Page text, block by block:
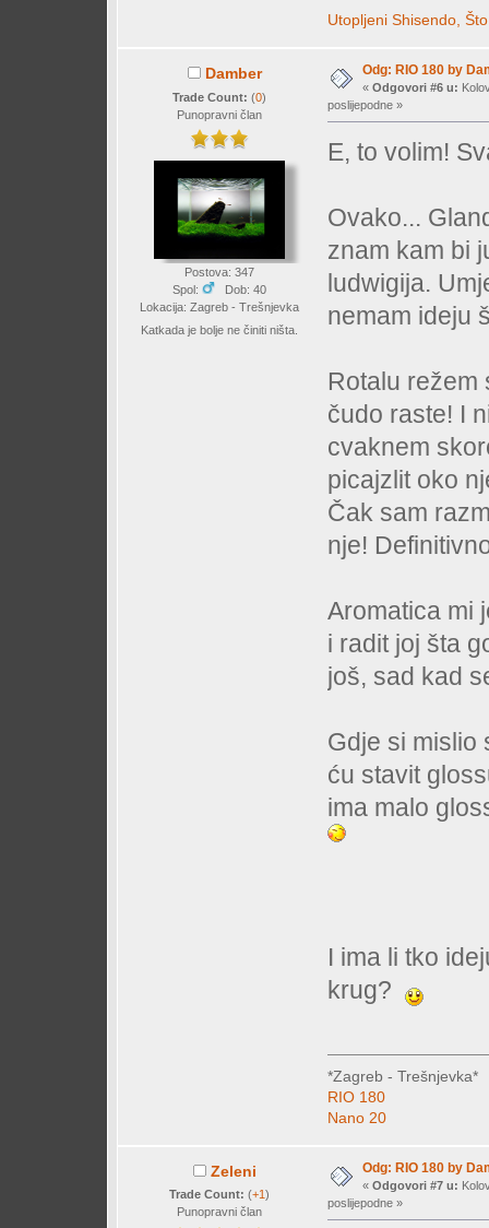
Utopljeni Shisendo,
Damber
Trade Count: (0)
Punopravni član
Postova: 347
Spol:
Dob: 40
Lokacija: Zagreb - Trešnjevka
Katkada je bolje ne činiti ništa.
Odg: RIO 180 by
« Odgovori #6 u:
poslijepodne »
E, to volim!
Ovako...
znam kam bi
ludwigija.
nemam ideju
Rotalu režem
čudo raste! I
cvaknem
picajzlit oko
Čak sam
nje!
Aromatica mi
i radit joj šta
još, sad kad
Gdje si mislio
ću stavit
ima malo
I ima li tko
krug?
*Zagreb - Trešnjevka*
RIO 180
Nano 20
Zeleni
Trade Count: (+1 )
Punopravni član
Odg: RIO 180 by
« Odgovori #7 u:
poslijepodne »